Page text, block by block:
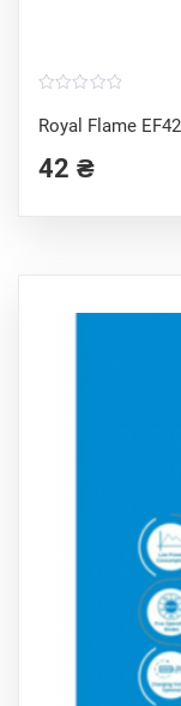
Royal Flame
o
u
o
f
42 ₴